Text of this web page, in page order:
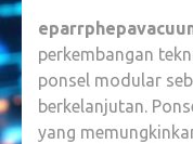
perkembangan
ponsel modular
berkelanjutan.
yang